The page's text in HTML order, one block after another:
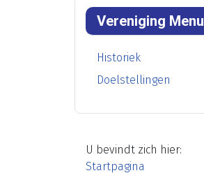
Vereniging Menu
Historiek
Doelstellingen
U bevindt zich hier:
Startpagina